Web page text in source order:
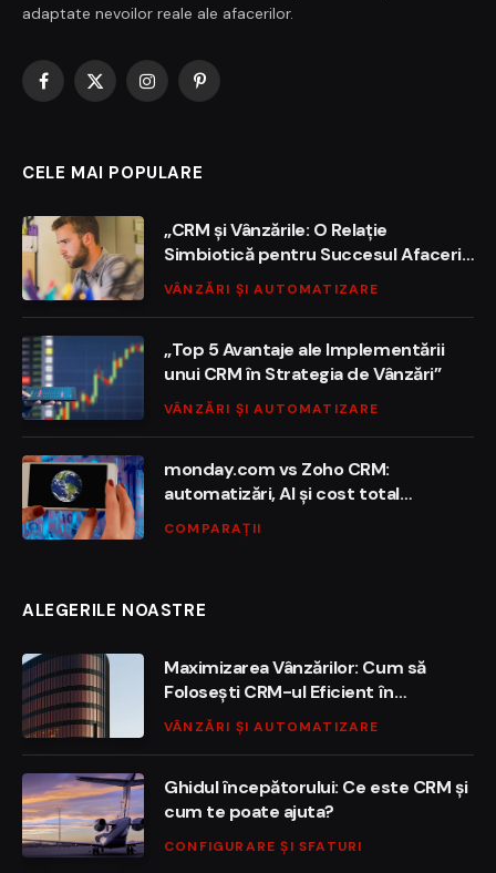
adaptate nevoilor reale ale afacerilor.
Facebook
X
InstagramPinterest
CELE MAI POPULARE
„CRM și Vânzările: O Relație
Simbiotică pentru Succesul Afacerii
Tale”
VÂNZĂRI ȘI AUTOMATIZARE
„Top 5 Avantaje ale Implementării
unui CRM în Strategia de Vânzări”
VÂNZĂRI ȘI AUTOMATIZARE
monday.com vs Zoho CRM:
automatizări, AI și cost total
deținere
COMPARAȚII
ALEGERILE NOASTRE
Maximizarea Vânzărilor: Cum să
Folosești CRM-ul Eficient în
Strategie
VÂNZĂRI ȘI AUTOMATIZARE
Ghidul începătorului: Ce este CRM și
cum te poate ajuta?
CONFIGURARE ȘI SFATURI